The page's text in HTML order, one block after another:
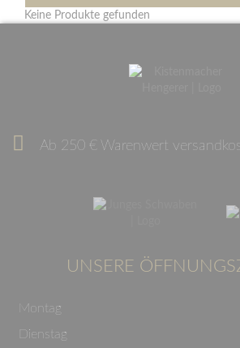
Keine Produkte gefunden
Ab 250 € Warenwert
UNSERE
Montag
Dienstag